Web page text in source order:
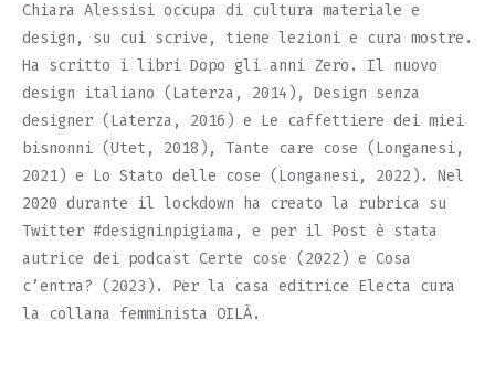
Chiara Alessisi occupa di cultura materiale e
design, su cui scrive, tiene lezioni e cura mostre.
Ha scritto i libri Dopo gli anni Zero. Il nuovo
design italiano (Laterza, 2014), Design senza
designer (Laterza, 2016) e Le caffettiere dei miei
bisnonni (Utet, 2018), Tante care cose (Longanesi,
2021) e Lo Stato delle cose (Longanesi, 2022). Nel
2020 durante il lockdown ha creato la rubrica su
Twitter #designinpigiama, e per il Post è stata
autrice dei podcast Certe cose (2022) e Cosa
c’entra? (2023). Per la casa editrice Electa cura
la collana femminista OILÀ.